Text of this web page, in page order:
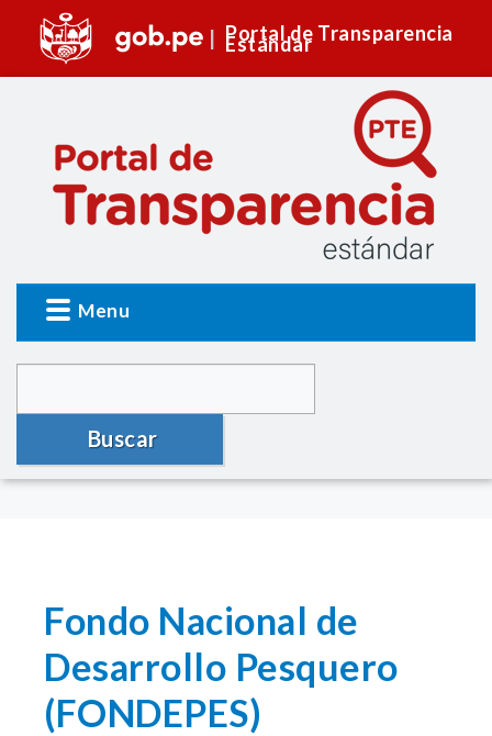
Portal de Transparencia
Estándar
Menu
Buscar
Fondo Nacional de
Desarrollo Pesquero
(FONDEPES)